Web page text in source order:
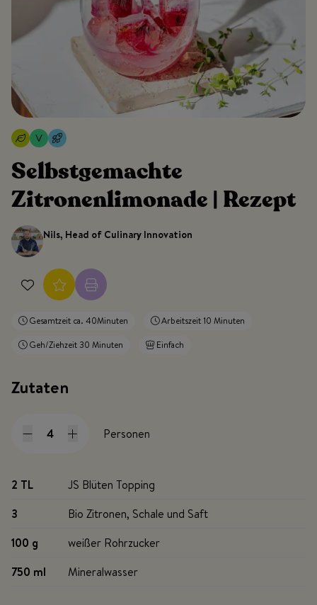
Selbstgemachte
Zitronenlimonade | Rezept
Nils, Head of Culinary Innovation
Gesamtzeit ca. 40Minuten
Arbeitszeit 10 Minuten
Geh/Ziehzeit 30 Minuten
Einfach
Zutaten
Personen
2 TL
JS Blüten Topping
3
Bio Zitronen, Schale und Saft
100 g
weißer Rohrzucker
750 ml
Mineralwasser